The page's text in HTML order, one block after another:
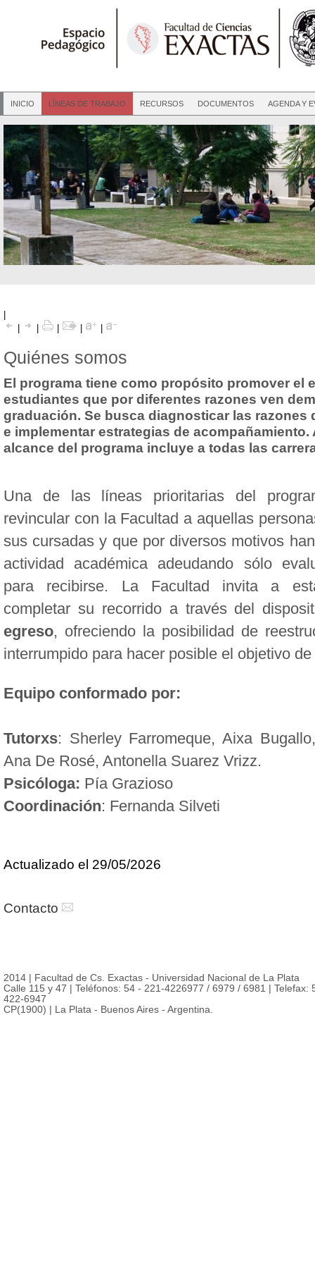
INICIO LÍNEAS DE TRABAJO RECURSOS DOCUMENTOS AGENDA Y
Quiénes somos
El programa tiene como propósito promover el
estudiantes que por diferentes razones ven
graduación. Se busca diagnosticar las razones
e implementar estrategias de acompañamiento.
alcance del programa incluye a todas las
Una de las líneas prioritarias del
revincular con la Facultad a aquellas
sus cursadas y que por diversos motivos
actividad académica adeudando sólo
para recibirse. La Facultad invita a
completar su recorrido a través del
egreso, ofreciendo la posibilidad de
interrumpido para hacer posible el objetivo
Equipo conformado por:
Tutorxs: Sherley Farromeque, Aixa
Ana De Rosé, Antonella Suarez Vrizz.
Psicóloga: Pía Grazioso
Coordinación: Fernanda Silveti
Actualizado el 29/05/2026
Contacto
2014 | Facultad de Cs. Exactas - Universidad Nacional de La Plata
Calle 115 y 47 | Teléfonos: 54 - 221-4226977 / 6979 / 6981 | Telefax:
422-6947
CP(1900) | La Plata - Buenos Aires - Argentina.